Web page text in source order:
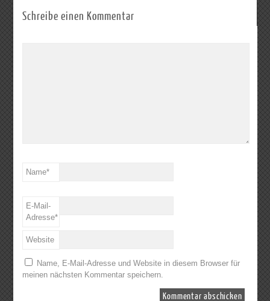
Schreibe einen Kommentar
Name*
E-Mail-
Adresse*
Website
Name, E-Mail-Adresse und Website in diesem Browser für
meinen nächsten Kommentar speichern.